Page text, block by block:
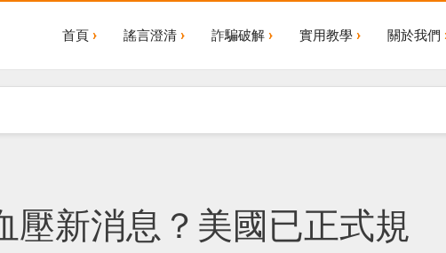
首頁 謠言澄清 詐騙破解 實用教學 關於我們
壓新消息？美國已正式規